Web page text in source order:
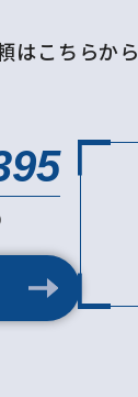
はこちらから